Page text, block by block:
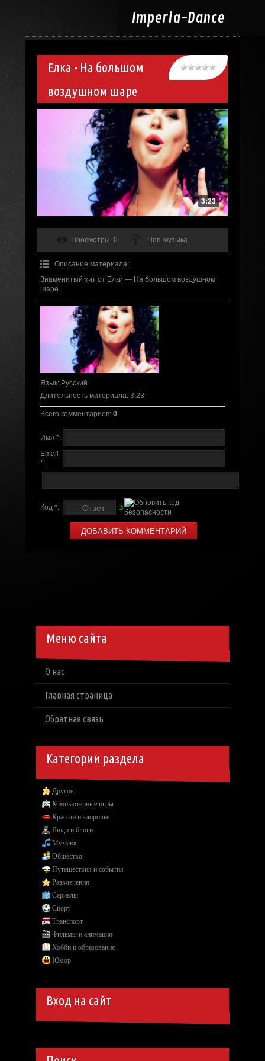
Imperia-Dance
Елка - На большом
воздушном шаре
3:23
Просмотры: 0 Поп-музыка
Описание материала:
Знаменитый хит от Елки — На большом воздушном
шаре
Язык: Русский
Длительность материала: 3:23
Всего комментариев: 0
Имя *:
Email
*:
Код *:
Меню сайта
О нас
Главная страница
Обратная связь
Категории раздела
Другое
Компьютерные игры
Красота и здоровье
Люди и блоги
Музыка
Общество
Путешествия и события
Развлечения
Сериалы
Спорт
Транспорт
Фильмы и анимация
Хобби и образование
Юмор
Вход на сайт